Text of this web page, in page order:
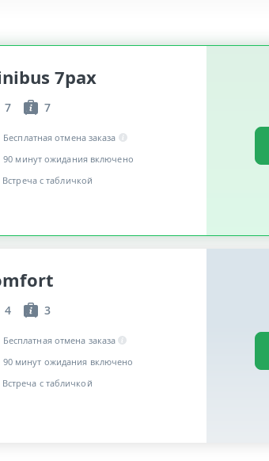
7pax
7 7
Бесплатная отмена заказа
90 минут ожидания включено
Встреча с табличкой
4 3
Бесплатная отмена заказа
90 минут ожидания включено
Встреча с табличкой